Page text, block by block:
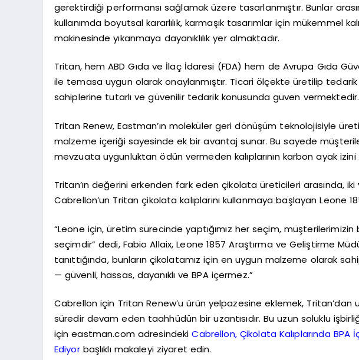
gerektirdiği performansı sağlamak üzere tasarlanmıştır. Bunlar
kullanımda boyutsal kararlılık, karmaşık tasarımlar için mükemmel
makinesinde yıkanmaya dayanıklılık yer almaktadır.
Tritan, hem ABD Gıda ve İlaç İdaresi (FDA) hem de Avrupa Gıda
ile temasa uygun olarak onaylanmıştır. Ticari ölçekte üretilip
sahiplerine tutarlı ve güvenilir tedarik konusunda güven vermektedir.
Tritan Renew, Eastman’ın moleküler geri dönüşüm teknolojisiyle
malzeme içeriği sayesinde ek bir avantaj sunar. Bu sayede
mevzuata uygunluktan ödün vermeden kalıplarının karbon ayak
Tritan’ın değerini erkenden fark eden çikolata üreticileri arasında,
Cabrellon’un Tritan çikolata kalıplarını kullanmaya başlayan Leone
“Leone için, üretim sürecinde yaptığımız her seçim,
seçimdir” dedi, Fabio Allaix, Leone 1857 Araştırma ve Geliştirme
tanıttığında, bunların çikolatamız için en uygun malzeme olarak
— güvenli, hassas, dayanıklı ve BPA içermez.”
Cabrellon için Tritan Renew’u ürün yelpazesine eklemek,
süredir devam eden taahhüdün bir uzantısıdır. Bu uzun soluklu
için eastman.com adresindekiCabrellon, Çikolata Kalıplarında BPA
Ediyorbaşlıklı makaleyi ziyaret edin.